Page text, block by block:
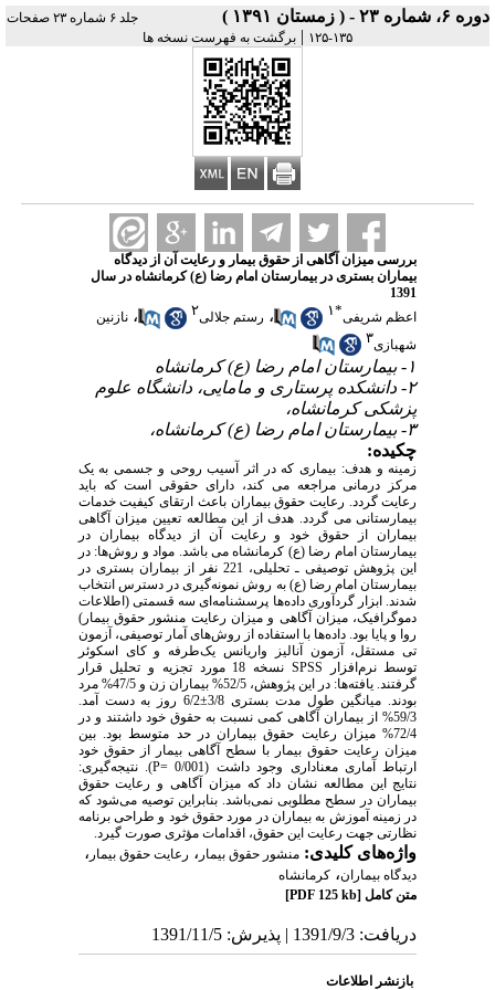
دوره ۶، شماره ۲۳ - ( زمستان ۱۳۹۱ )
جلد ۶ شماره ۲۳ صفحات
۱۳۵-۱۲۵
| برگشت به فهرست نسخه ها
بررسی میزان آگاهی از حقوق بیمار و رعایت آن از دیدگاه
بیماران بستری در بیمارستان امام رضا (ع) کرمانشاه در سال
1391
اعظم شریفی*۱ ، رستم جلالی۲ ، نازنین
شهبازی۳
۱- بیمارستان امام رضا (ع) کرمانشاه
۲- دانشکده پرستاری و مامایی، دانشگاه علوم
پزشکی کرمانشاه،
۳- بیمارستان امام رضا (ع) کرمانشاه،
چکیده:
زمینه و هدف: بیماری که در اثر آسیب روحی و جسمی به یک
مرکز درمانی مراجعه می کند، دارای حقوقی است که باید
رعایت گردد. رعایت حقوق بیماران باعث ارتقای کیفیت خدمات
بیمارستانی می گردد. هدف از این مطالعه تعیین میزان آگاهی
بیماران از حقوق خود و رعایت آن از دیدگاه بیماران در
بیمارستان امام رضا (ع) کرمانشاه می باشد. مواد و روش‌ها: در
این پژوهش توصیفی ـ تحلیلی، 221 نفر از بیماران بستری در
بیمارستان امام رضا (ع) به روش نمونه‌گیری در دسترس انتخاب
شدند. ابزار گردآوری داده‌ها پرسشنامه‌ای سه قسمتی (اطلاعات
دموگرافیک، میزان آگاهی و میزان رعایت منشور حقوق بیمار)
روا و پایا بود. داده‌ها با استفاده از روش‌های آمار توصیفی، آزمون
تی مستقل، آزمون آنالیز واریانس یک‌طرفه و کای اسکوئر
توسط نرم‌افزار SPSS نسخه 18 مورد تجزیه و تحلیل قرار
گرفتند. یافته‌ها: در این پژوهش، 52/5% بیماران زن و 47/5% مرد
بودند. میانگین طول مدت بستری 3/8±6/2 روز به دست آمد.
59/3% از بیماران آگاهی کمی نسبت به حقوق خود داشتند و در
72/4% میزان رعایت حقوق بیماران در حد متوسط بود. بین
میزان رعایت حقوق بیمار با سطح آگاهی بیمار از حقوق خود
ارتباط آماری معناداری وجود داشت (0/001 =P). نتیجه‌گیری:
نتایج این مطالعه نشان داد که میزان آگاهی و رعایت حقوق
بیماران در سطح مطلوبی نمی‌باشد. بنابراین توصیه می‌شود که
در زمینه آموزش به بیماران در مورد حقوق خود و طراحی برنامه
نظارتی جهت رعایت این حقوق، اقدامات مؤثری صورت گیرد.
واژه‌های کلیدی: منشور حقوق بیمار ، رعایت حقوق بیمار ،
دیدگاه بیماران، کرمانشاه
متن کامل[PDF 125 kb]
دریافت: 1391/9/3 | پذیرش: 1391/11/5
بازنشر اطلاعات